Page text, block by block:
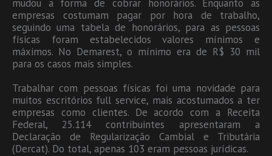
mudou a forma de cobrar honorários. Enquanto as
empresas costumam pagar por hora de trabalho,
seguindo uma tabela de honorários, para as pessoas
físicas foram estabelecidos valores mínimos e
máximos. No Demarest, o mínimo era de R$ 30 mil
para os casos mais simples.
Trabalhar com pessoas físicas foi uma novidade para
muitos escritórios full service, mais acostumados a ter
empresas como clientes. De acordo com a Receita
Federal, 25.114 contribuintes apresentaram a
Declaração de Regularização Cambial e Tributária
(Dercat). Do total, apenas 103 eram pessoas jurídicas.